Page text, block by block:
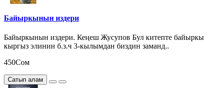
Байыркынын издери
Байыркынын издери. Кеңеш Жусупов Бул китепте байыркы
кыргыз элинин б.з.ч 3-кылымдан биздин заманд..
450Сом
Сатып алам